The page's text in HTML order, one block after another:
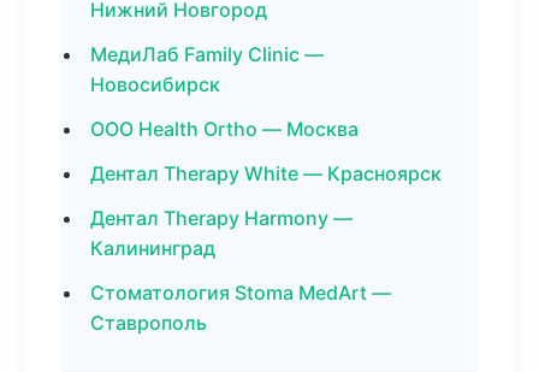
Нижний Новгород
МедиЛаб Family Clinic —
Новосибирск
ООО Health Ortho — Москва
Дентал Therapy White — Красноярск
Дентал Therapy Harmony —
Калининград
Стоматология Stoma MedArt —
Ставрополь